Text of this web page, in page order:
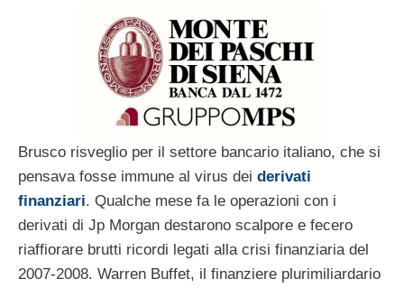
Brusco risveglio per il settore bancario italiano, che si
pensava fosse immune al virus dei derivati
finanziari. Qualche mese fa le operazioni con i
derivati di Jp Morgan destarono scalpore e fecero
riaffiorare brutti ricordi legati alla crisi finanziaria del
2007-2008. Warren Buffet, il finanziere plurimiliardario